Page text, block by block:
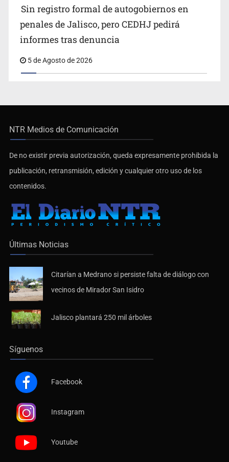
Sin registro formal de autogobiernos en
penales de Jalisco, pero CEDHJ pedirá
informes tras denuncia
5 de Agosto de 2026
NTR Medios de Comunicación
De no existir previa autorización, queda expresamente prohibida la
publicación, retransmisión, edición y cualquier otro uso de los
contenidos.
Últimas Noticias
Citarían a Medrano si persiste falta de diálogo con
vecinos de Mirador San Isidro
Jalisco plantará 250 mil árboles
Síguenos
Facebook
Instagram
Youtube